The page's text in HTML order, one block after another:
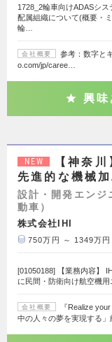
1728_2輪車向けADASシ
配属組織について(概要・
輪…
会社概要
参考：数字と
o.com/jp/caree…
興味
NEW
【神奈
先進的な機械
設計・開発エンジ
動車）
株式会社IHI
750万円 ～ 1349万円
[01050188] 【業務内容】
に民間・防衛向け航空機
会社概要
『Realize
中の人々の夢を実現する